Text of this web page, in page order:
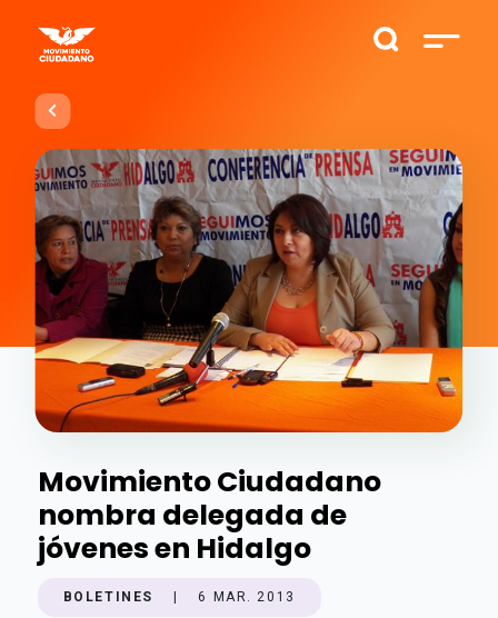
Movimiento Ciudadano
nombra delegada de
jóvenes en Hidalgo
BOLETINES 6 MAR. 2013